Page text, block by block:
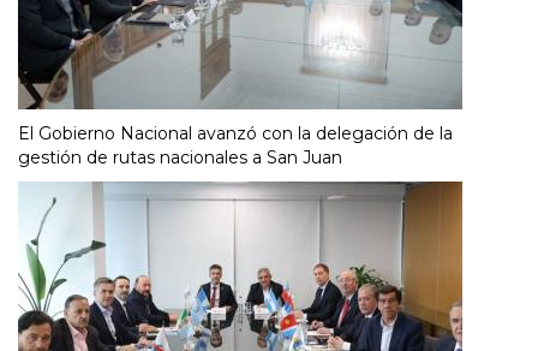
El Gobierno Nacional avanzó con la delegación de la
gestión de rutas nacionales a San Juan